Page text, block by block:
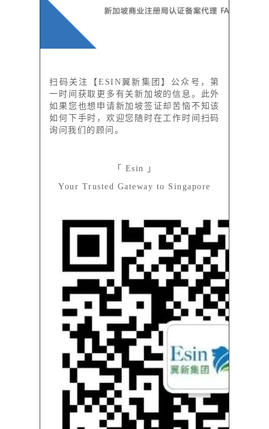
扫码关注【ESIN翼新集团】公众号，第
一时间获取更多有关新加坡的信息。此外
如果您也想申请新加坡签证却苦恼不知该
如何下手时，欢迎您随时在工作时间扫码
询问我们的顾问。
「 Esin 」
Your Trusted Gateway to Singapore